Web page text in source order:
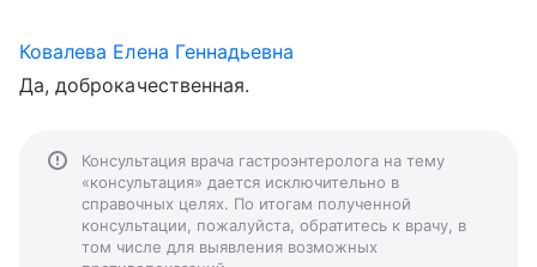
Ковалева Елена Геннадьевна
Да, доброкачественная.
Консультация врача гастроэнтеролога на тему
«консультация» дается исключительно в
справочных целях. По итогам полученной
консультации, пожалуйста, обратитесь к врачу, в
том числе для выявления возможных